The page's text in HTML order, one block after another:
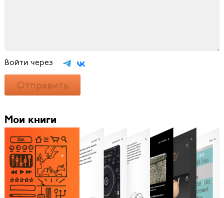
Войти через
Отправить
Мои книги